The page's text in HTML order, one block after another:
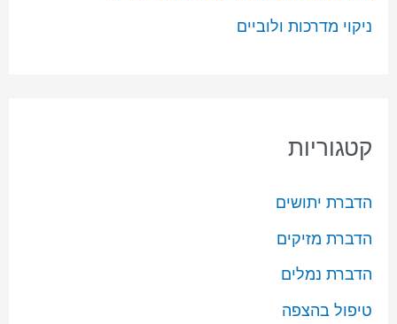
ניקוי מדרכות ולוביים
קטגוריות
הדברת יתושים
הדברת מזיקים
הדברת נמלים
טיפול בהצפה